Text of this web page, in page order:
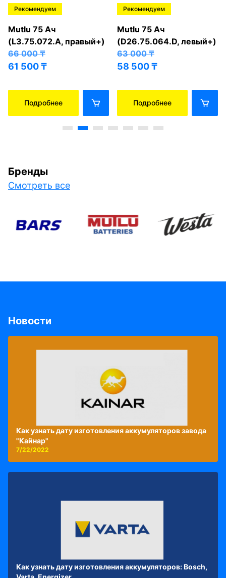
Рекомендуем
Mutlu 75 Ач
(L3.75.072.A, правый+)
66 000₸
61 500₸
Подробнее
Рекомендуем
Mutlu 75 Ач
(D26.75.064.D, левый+)
63 000₸
58 500₸
Подробнее
Бренды
Смотреть все
Новости
Как узнать дату изготовления аккумуляторов завода
"Кайнар"
7/22/2022
Как узнать дату изготовления аккумуляторов: Bosch,